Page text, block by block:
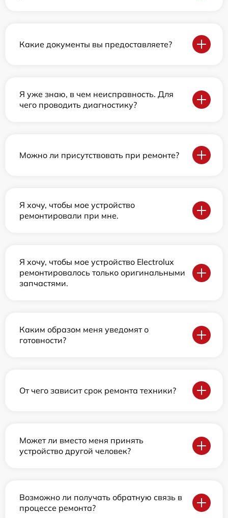
Какие документы вы предоставляете?
Я уже знаю, в чем неисправность. Для
чего проводить диагностику?
Можно ли присутствовать при ремонте?
Я хочу, чтобы мое устройство
ремонтировали при мне.
Я хочу, чтобы мое устройство Electrolux
ремонтировалось только оригинальными
запчастями.
Каким образом меня уведомят о
готовности?
От чего зависит срок ремонта техники?
Может ли вместо меня принять
устройство другой человек?
Возможно ли получать обратную связь в
процессе ремонта?